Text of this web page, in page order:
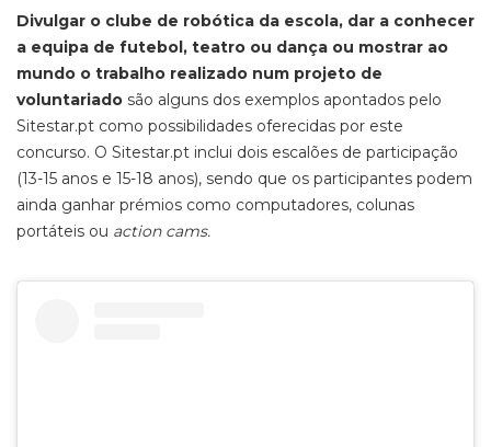
Divulgar o clube de robótica da escola, dar a conhecer
a equipa de futebol, teatro ou dança ou mostrar ao
mundo o trabalho realizado num projeto de
voluntariado são alguns dos exemplos apontados pelo
Sitestar.pt como possibilidades oferecidas por este
concurso. O Sitestar.pt inclui dois escalões de participação
(13-15 anos e 15-18 anos), sendo que os participantes podem
ainda ganhar prémios como computadores, colunas
portáteis ou action cams.